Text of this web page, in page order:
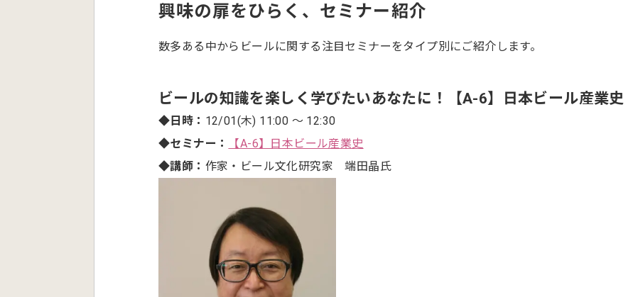
興味の扉をひらく、セミナー紹介
数多ある中からビールに関する注目セミナーをタイプ別にご紹介します。
ビールの知識を楽しく学びたいあなたに！【A-6】日本ビール産業史
◆日時： 12/01(木) 11:00 ～ 12:30
◆セミナー：
【A-6】日本ビール産業史
◆講師： 作家・ビール文化研究家 端田晶氏